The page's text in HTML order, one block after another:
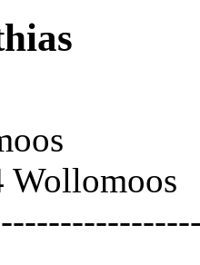
Wollomoos